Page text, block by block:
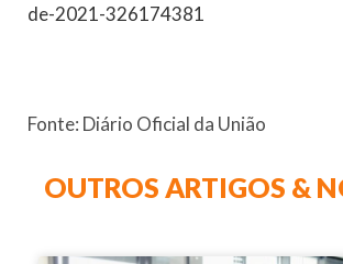
de-2021-326174381
Fonte: Diário Oficial da União
OUTROS ARTIGOS &